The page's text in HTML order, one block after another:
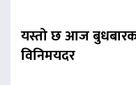
यस्तो छ आज
विनिमयदर